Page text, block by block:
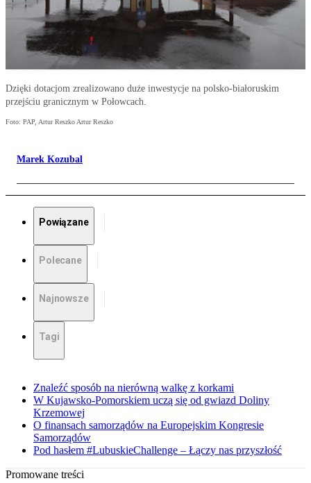
Dzięki dotacjom zrealizowano duże inwestycje na polsko-białoruskim
przejściu granicznym w Połowcach.
Foto: PAP, Artur Reszko Artur Reszko
Marek Kozubal
Powiązane
Polecane
Najnowsze
Tagi
Znaleźć sposób na nierówną walkę z korkami
W Kujawsko-Pomorskiem uczą się od gwiazd Doliny
Krzemowej
O finansach samorządów na Europejskim Kongresie
Samorządów
Pod hasłem #LubuskieChallenge – Łączy nas przyszłość
Promowane treści